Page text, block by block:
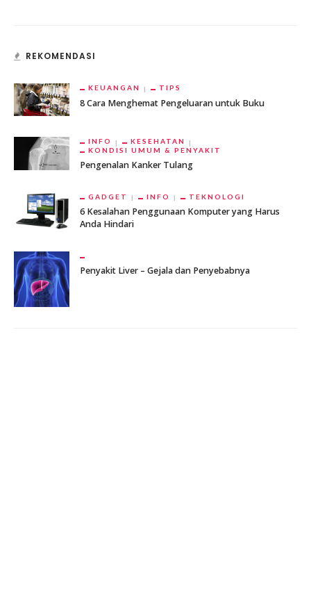
REKOMENDASI
KEUANGAN TIPS
8 Cara Menghemat Pengeluaran untuk Buku
INFO
KESEHATAN
KONDISI UMUM & PENYAKIT
Pengenalan Kanker Tulang
GADGET INFO TEKNOLOGI
6 Kesalahan Penggunaan Komputer yang Harus
Anda Hindari
Penyakit Liver – Gejala dan Penyebabnya